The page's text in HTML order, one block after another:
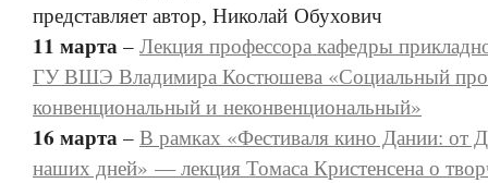
представляет автор, Николай Обухович
11 марта – Лекция профессора кафедры
ГУ ВШЭ Владимира Костюшева «Социальный
конвенциональный и неконвенциональный»
16 марта – В рамках «Фестиваля кино Дании: от
наших дней» — лекция Томаса Кристенсена о